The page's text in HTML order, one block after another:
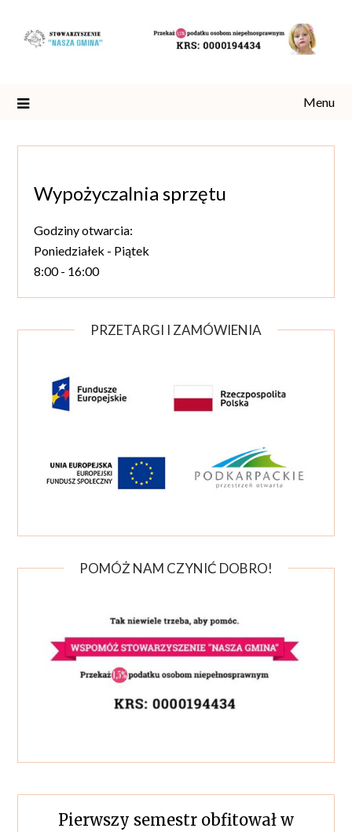
content
Menu
Wypożyczalnia sprzętu
Godziny otwarcia:
Poniedziałek - Piątek
8:00 - 16:00
PRZETARGI I ZAMÓWIENIA
POMÓŻ NAM CZYNIĆ DOBRO!
Pierwszy semestr obfitował w